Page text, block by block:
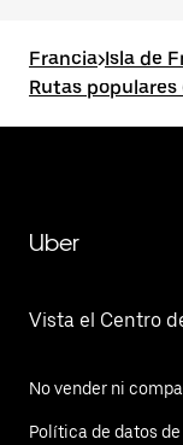
Francia>Isla de
Rutas populares
Uber
Vista el Centro
No vender ni
Política de datos de